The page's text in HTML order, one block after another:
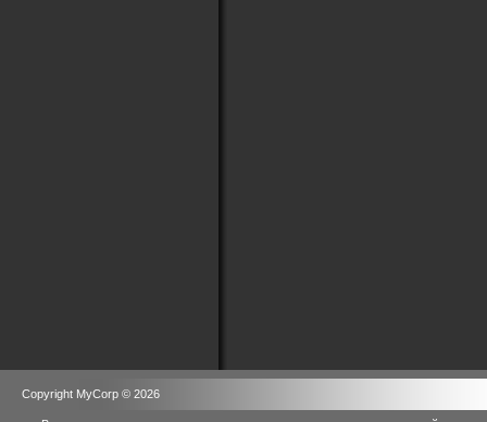
Copyright MyCorp © 2026